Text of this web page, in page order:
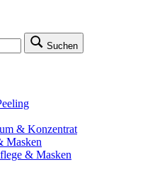
Suchen
& Konzentrat
Masken
& Masken